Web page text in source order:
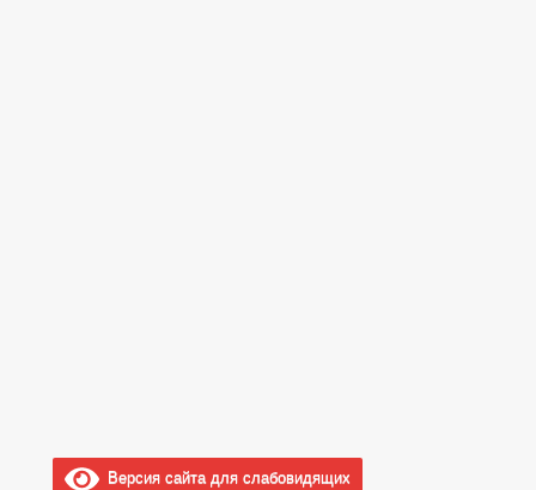
Версия сайта для слабовидящих